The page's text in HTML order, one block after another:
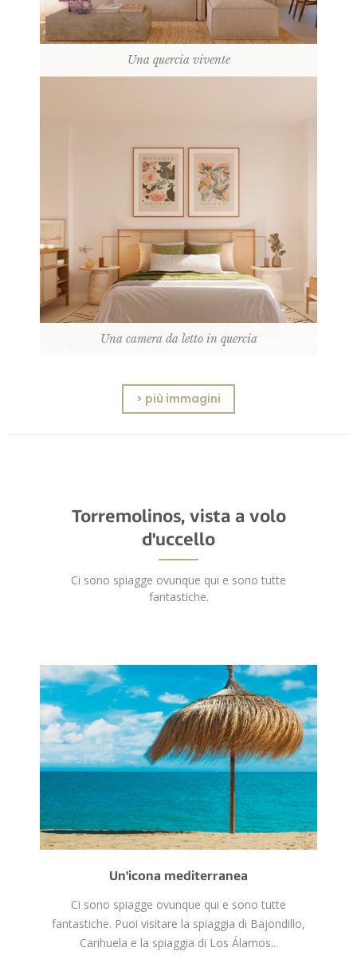
Una quercia vivente
Una camera da letto in quercia
> più immagini
Torremolinos, vista a volo
d'uccello
Ci sono spiagge ovunque qui e sono tutte
fantastiche.
Un'icona mediterranea
Ci sono spiagge ovunque qui e sono tutte
fantastiche. Puoi visitare la spiaggia di Bajondillo,
Carihuela e la spiaggia di Los Álamos...